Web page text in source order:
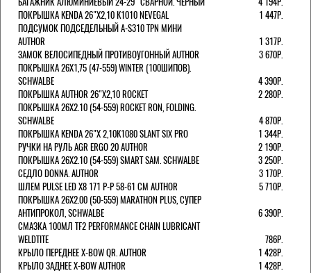
ПОКРЫШКА KENDA 26"Х2,10 K1010 NEVEGAL
1 447Р.
ПОДСУМОК ПОДСЕДЕЛЬНЫЙ A-S310 TPN МИНИ
AUTHOR
1 317Р.
ЗАМОК ВЕЛОСИПЕДНЫЙ ПРОТИВОУГОННЫЙ AUTHOR
3 670Р.
ПОКРЫШКА 26X1,75 (47-559) WINTER (100ШИПОВ).
SCHWALBE
4 390Р.
ПОКРЫШКА AUTHOR 26"Х2,10 ROCKET
2 280Р.
ПОКРЫШКА 26X2.10 (54-559) ROCKET RON, FOLDING.
SCHWALBE
4 870Р.
ПОКРЫШКА KENDA 26"Х 2,10K1080 SLANT SIX PRO
1 344Р.
РУЧКИ НА РУЛЬ AGR ERGO 20 AUTHOR
2 190Р.
ПОКРЫШКА 26X2.10 (54-559) SMART SAM. SCHWALBE
3 250Р.
СЕДЛО DONNA. AUTHOR
3 170Р.
ШЛЕМ PULSE LED X8 171 Р-Р 58-61 СМ AUTHOR
5 710Р.
ПОКРЫШКА 26X2.00 (50-559) MARATHON PLUS, СУПЕР
АНТИПРОКОЛ, SCHWALBE
6 390Р.
СМАЗКА 100МЛ TF2 PERFORMANCE CHAIN LUBRICANT
WELDTITE
786Р.
КРЫЛО ПЕРЕДНЕЕ X-BOW QR. AUTHOR
1 428Р.
КРЫЛО ЗАДНЕЕ X-BOW AUTHOR
1 428Р.